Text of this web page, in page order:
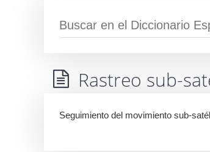
Rastreo sub-
Seguimiento del movimiento sub-